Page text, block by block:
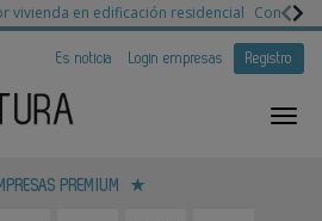
vivienda en edificación residencial
Es noticia Login empresas Registro
PREMIUM